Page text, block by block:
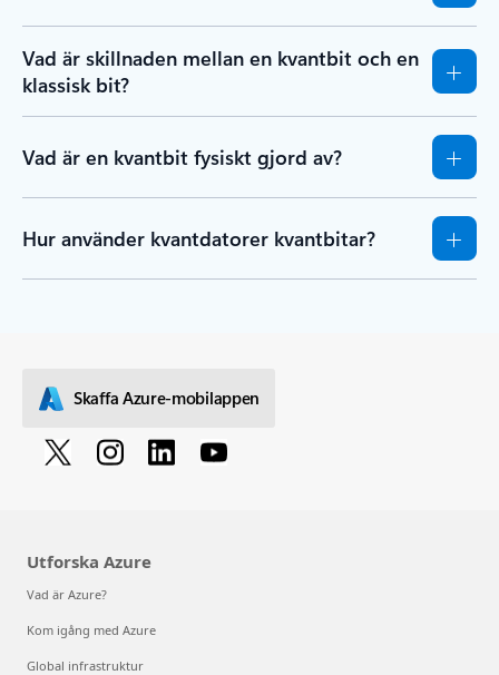
Vad är skillnaden mellan en kvantbit och en
klassisk bit?
Vad är en kvantbit fysiskt gjord av?
Hur använder kvantdatorer kvantbitar?
Skaffa Azure-mobilappen
Utforska Azure
Vad är Azure?
Kom igång med Azure
Global infrastruktur